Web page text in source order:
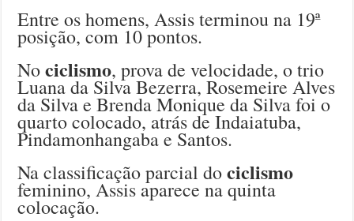
Entre os homens, Assis terminou na 19ª
posição, com 10 pontos.
Nociclismo, prova de velocidade, o trio
Luana da Silva Bezerra, Rosemeire Alves
da Silva e Brenda Monique da Silva foi o
quarto colocado, atrás de Indaiatuba,
Pindamonhangaba e Santos.
Na classificação parcial dociclismo
feminino, Assis aparece na quinta
colocação.